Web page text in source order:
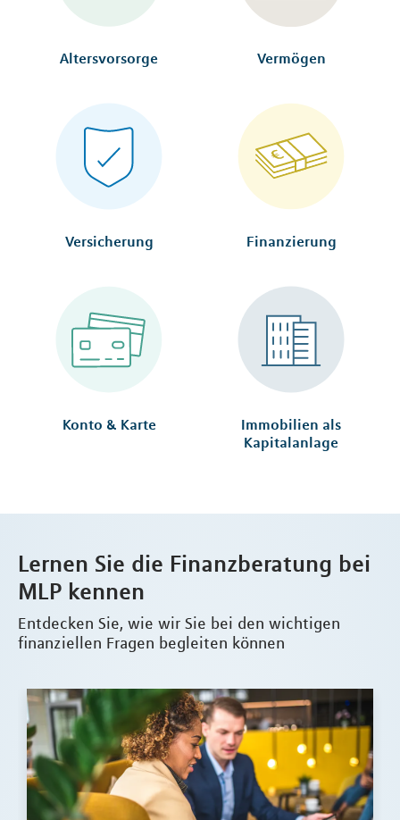
Altersvorsorge Vermögen
Versicherung Finanzierung
Konto & Karte
Immobilien als
Kapitalanlage
Lernen Sie die Finanzberatung bei
MLP kennen
Entdecken Sie, wie wir Sie bei den wichtigen
finanziellen Fragen begleiten können